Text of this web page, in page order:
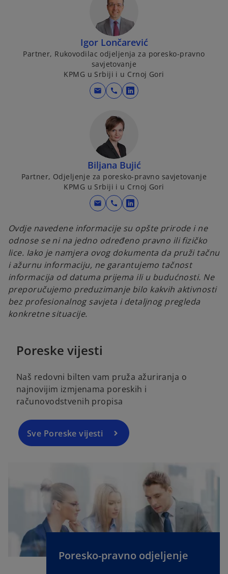
Igor Lončarević
Partner, Rukovodilac odjeljenja za poresko-pravno
savjetovanje
KPMG u Srbiji i u Crnoj Gori
mail call
o
n
a
n
e
t
a
b
Biljana Bujić
Partner, Odjeljenje za poresko-pravno savjetovanje
KPMG u Srbiji i u Crnoj Gori
mail call
o
e
n
s
i
n
a
n
Ovdje navedene informacije su opšte prirode i ne
odnose se ni na jedno određeno pravno ili fizičko
lice. Iako je namjera ovog dokumenta da pruži tačnu
i ažurnu informaciju, ne garantujemo tačnost
informacija od datuma prijema ili u budućnosti. Ne
preporučujemo preduzimanje bilo kakvih aktivnosti
bez profesionalnog savjeta i detaljnog pregleda
konkretne situacije.
Poreske vijesti
Naš redovni bilten vam pruža ažuriranja o
najnovijim izmjenama poreskih i
računovodstvenih propisa
Sve Poreske vijesti
Poresko-pravno odjeljenje